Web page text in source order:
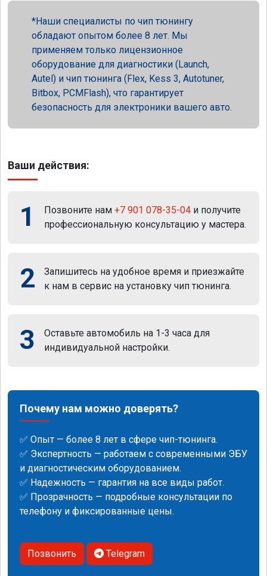
Наши специалисты по чип тюнингу
обладают опытом более 8 лет. Мы
применяем только лицензионное
оборудование для диагностики (Launch,
Autel) и чип тюнинга (Flex, Kess 3, Autotuner,
Bitbox, PCMFlash), что гарантирует
безопасность для электроники вашего авто.
Ваши действия:
1 Позвоните нам +7 901 078-35-04 и получите
профессиональную консультацию у мастера.
2
Запишитесь на удобное время и приезжайте
к нам в сервис на установку чип тюнинга.
3
Оставьте автомобиль на 1-3 часа для
индивидуальной настройки.
Почему нам можно доверять?
✅ Опыт — более 8 лет в сфере чип-тюнинга.
✅ Экспертность — работаем с современными ЭБУ
и диагностическим оборудованием.
✅ Надежность — гарантия на все виды работ.
✅ Прозрачность — подробные консультации по
телефону и фиксированные цены.
Позвонить Telegram